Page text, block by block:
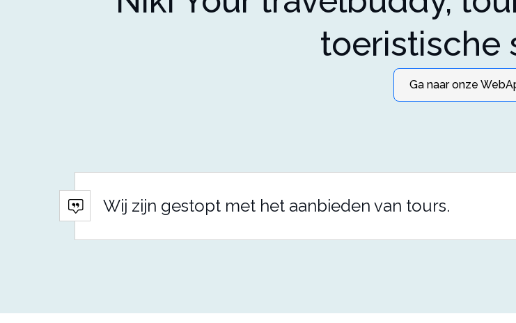
toeristische
Ga naar onze
Wij zijn gestopt met het aanbieden van tours.